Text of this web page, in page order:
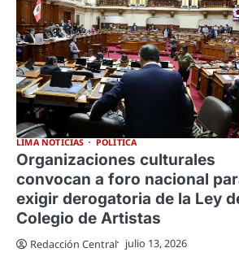
LIMA NOTICIAS POLÍTICA
Organizaciones culturales
convocan a foro nacional
exigir derogatoria de la Ley
Colegio de Artistas
Redacción Central julio 13, 2026